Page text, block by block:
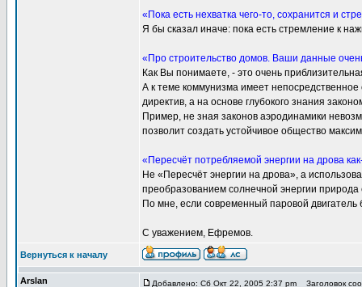
«Пока есть нехватка чего-то, сохранится и
Я бы сказал иначе: пока есть стремление к
«Про строительство домов. Ваши данные
Как Вы понимаете, - это очень
А к теме коммунизма имеет
директив, а на основе глубокого знания
Пример, не зная законов аэродинамики
позволит создать устойчивое общество
«Пересчёт потребляемой энергии на дрова
Не «Пересчёт энергии на дрова», а
преобразованием солнечной энергии природа
По мне, если современный паровой
С уважением, Ефремов.
Вернуться к началу
Arslan Добавлено: Сб Окт 22, 2005 2:37 pm Заголовок